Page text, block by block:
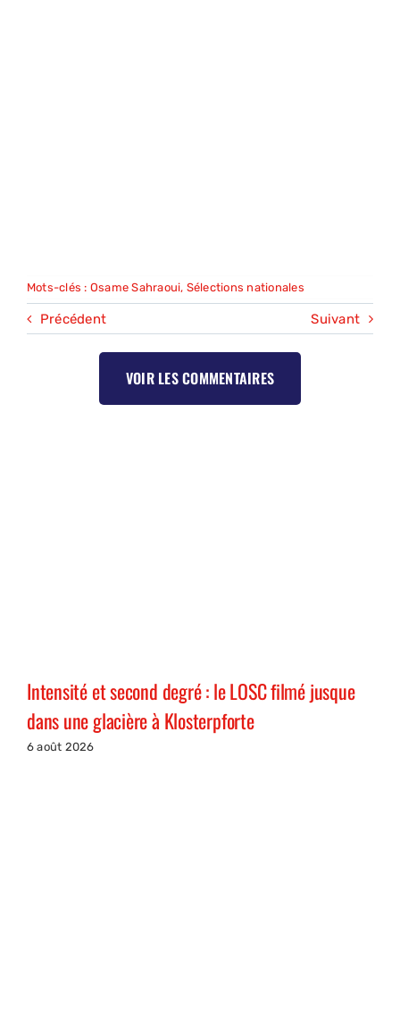
Mots-clés : Osame Sahraoui, Sélections nationales
Précédent Suivant
VOIR LES COMMENTAIRES
Intensité et second degré : le LOSC filmé jusque
dans une glacière à Klosterpforte
6 août 2026